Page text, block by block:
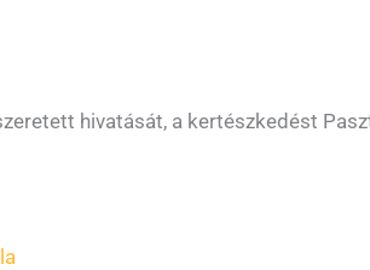
hivatását, a kertészkedést